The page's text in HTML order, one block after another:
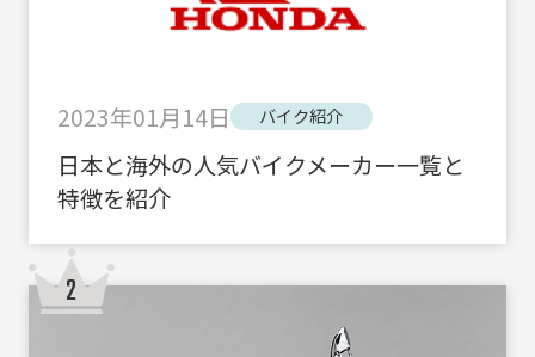
2023年01月14日 バイク紹介
日本と海外の人気バイクメーカー一覧と
特徴を紹介